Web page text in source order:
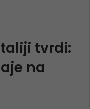
tvrdi:
na